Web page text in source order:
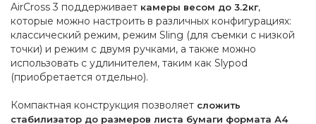
AirCross 3 поддерживает камеры весом до 3.2кг,
которые можно настроить в различных конфигурациях:
классический режим, режим Sling (для съемки с низкой
точки) и режим с двумя ручками, а также можно
использовать с удлинителем, таким как Slypod
(приобретается отдельно).
Компактная конструкция позволяет сложить
стабилизатор до размеров листа бумаги формата А4